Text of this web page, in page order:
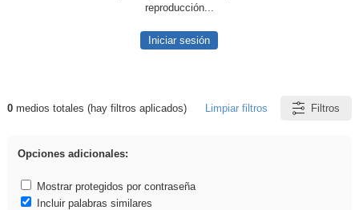
reproducción...
Iniciar sesión
Resultados de: ritmo
0medios totales (hay filtros aplicados) Limpiar filtros Filtros
Opciones adicionales:
Mostrar protegidos por contraseña
Incluir palabras similares